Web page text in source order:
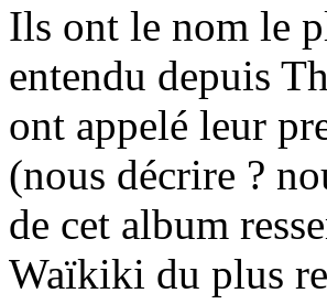
Ils ont le nom le
entendu depuis
ont appelé leur
(nous décrire ?
de cet album
Waïkiki du plus